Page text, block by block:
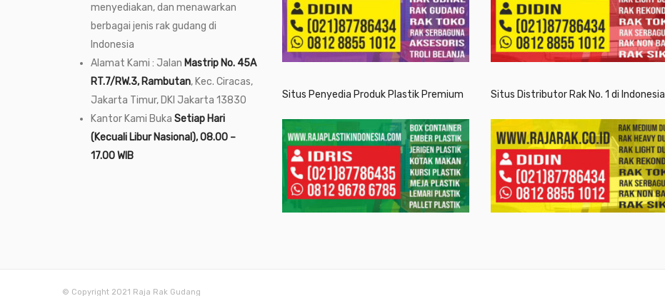
menyediakan, dan menawarkan
berbagai jenis rak gudang di
Indonesia
Alamat Kami : Jalan Mastrip No. 45A
RT.7/RW.3, Rambutan, Kec. Ciracas,
Jakarta Timur, DKI Jakarta 13830
Kantor Kami Buka Setiap Hari
(Kecuali Libur Nasional), 08.00 –
17.00 WIB
Situs Penyedia Produk Plastik Premium Situs Distributor Rak No. 1 di Indonesia
© Copyright 2021 Raja Rak Gudang